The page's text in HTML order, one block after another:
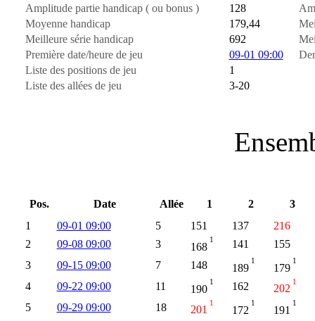
Amplitude partie handicap ( ou bonus )
128
Moyenne handicap
179,44
Meilleure série handicap
692
Première date/heure de jeu
09-01 09:00
Liste des positions de jeu
1
Liste des allées de jeu
3-20
Pos. Date Allée 1 2
3
1
09-01 09:00 5 151 137 216
2
09-08 09:00 3 168
1 141 155
3
09-15 09:00 7 148 189
1
179
1
4
09-22 09:00 11 190
1 162 202
1
5
09-29 09:00 18 201
1
172
1
191
1